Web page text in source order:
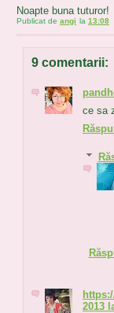
Noapte buna tuturor!
Publicat de angi la 13:08
9 comentarii:
ce sa
2013